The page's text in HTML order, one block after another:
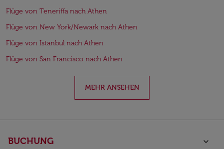
Flüge von Teneriffa nach Athen
Flüge von New York/Newark nach Athen
Flüge von Istanbul nach Athen
Flüge von San Francisco nach Athen
MEHR ANSEHEN
BUCHUNG keyboard_arrow_down